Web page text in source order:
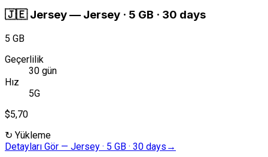
🇯🇪 Jersey— Jersey · 5 GB · 30 days
5 GB
Geçerlilik
30 gün
Hız
5G
$5,70
↻ Yükleme
Detayları Gör — Jersey · 5 GB · 30 days →